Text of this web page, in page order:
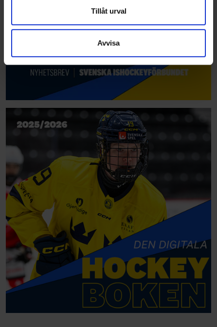
Dessa kan i sin tur kombinera informationen med annan
information som du har tillhandahållit eller som de har
samlat in när du har använt deras tjänster.
Tillåt urval
Avvisa